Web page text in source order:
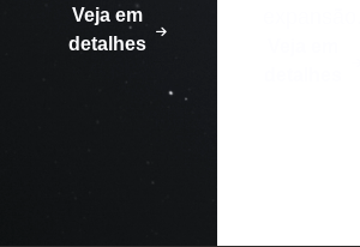
Veja em
detalhes